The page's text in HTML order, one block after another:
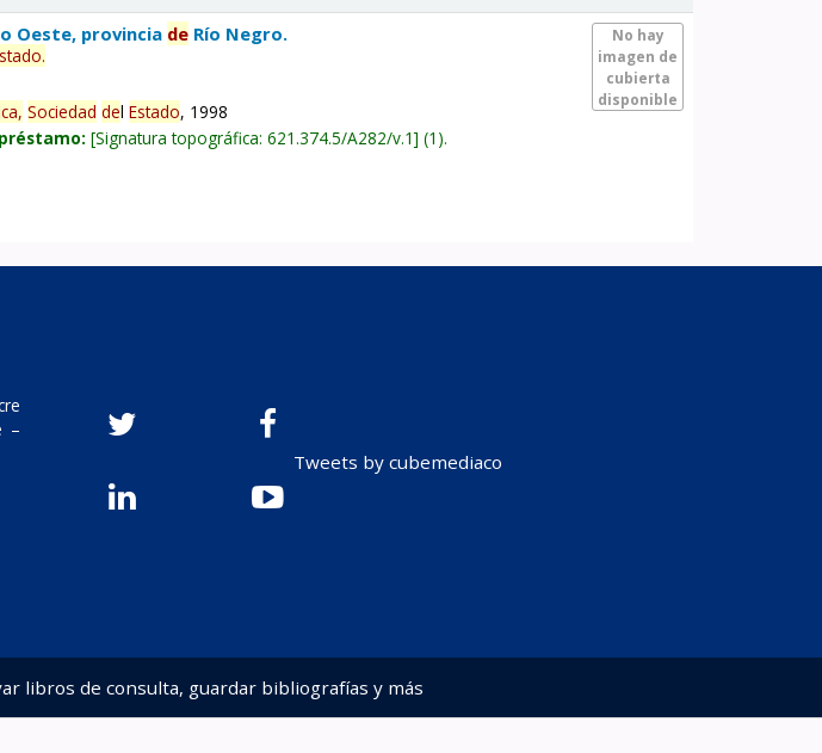
No hay
imagen de
cubierta
disponible
Oeste, provincia de Río Negro.
.
Sociedad delEstado, 1998
Signatura topográfica:621.374.5/A282/v.1 (1).
–
Tweets by cubemediaco
libros de consulta, guardar bibliografías y más